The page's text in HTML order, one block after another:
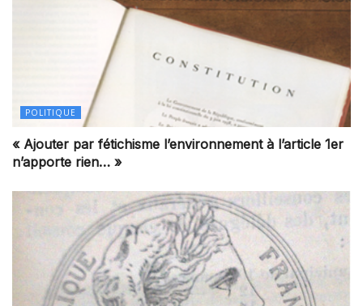
POLITIQUE
« Ajouter par fétichisme l’environnement à l’article 1er
n’apporte rien… »